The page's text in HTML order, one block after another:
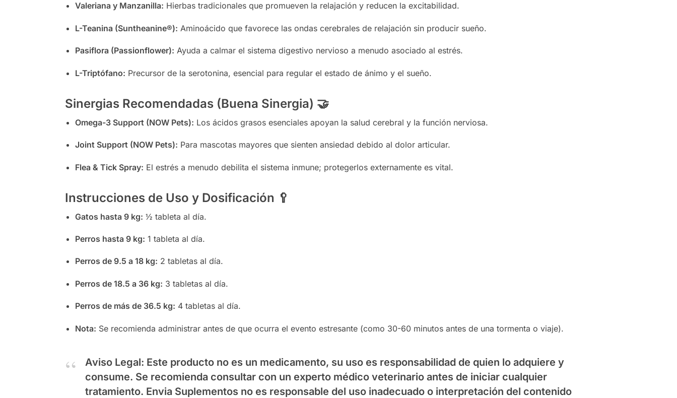
Valeriana y Manzanilla: Hierbas tradicionales que promueven la relajación y reducen la excitabilidad.
L-Teanina (Suntheanine®): Aminoácido que favorece las ondas cerebrales de relajación sin producir sueño.
Pasiflora (Passionflower): Ayuda a calmar el sistema digestivo nervioso a menudo asociado al estrés.
L-Triptófano: Precursor de la serotonina, esencial para regular el estado de ánimo y el sueño.
Sinergias Recomendadas (Buena Sinergia) 🤝
Omega-3 Support (NOW Pets): Los ácidos grasos esenciales apoyan la salud cerebral y la función nerviosa.
Joint Support (NOW Pets): Para mascotas mayores que sienten ansiedad debido al dolor articular.
Flea & Tick Spray: El estrés a menudo debilita el sistema inmune; protegerlos externamente es vital.
Instrucciones de Uso y Dosificación 🥄
Gatos hasta 9 kg: ½ tableta al día.
Perros hasta 9 kg: 1 tableta al día.
Perros de 9.5 a 18 kg: 2 tabletas al día.
Perros de 18.5 a 36 kg: 3 tabletas al día.
Perros de más de 36.5 kg: 4 tabletas al día.
Nota: Se recomienda administrar antes de que ocurra el evento estresante (como 30-60 minutos antes de una tormenta o viaje).
Aviso Legal: Este producto no es un medicamento, su uso es responsabilidad de quien lo adquiere y
consume. Se recomienda consultar con un experto médico veterinario antes de iniciar cualquier
tratamiento. Envia Suplementos no es responsable del uso inadecuado o interpretación del contenido